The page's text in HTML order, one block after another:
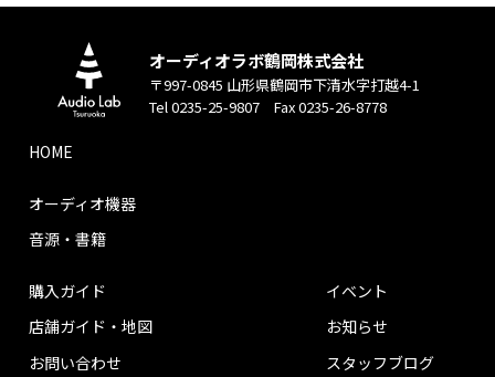
オーディオラボ鶴岡株式会社
〒997-0845 山形県鶴岡市下清水字打越4-1
Tel 0235-25-9807 Fax 0235-26-8778
HOME
オーディオ機器
音源・書籍
購入ガイド
店舗ガイド・地図
お問い合わせ
イベント
お知らせ
スタッフブログ